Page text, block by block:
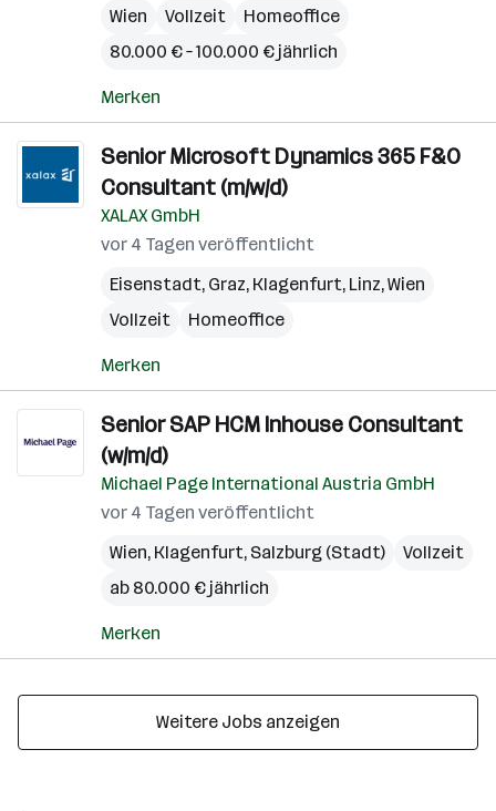
Wien
Vollzeit
Homeoffice
80.000 € – 100.000 € jährlich
Merken
Senior Microsoft Dynamics 365 F&O
Consultant (m/w/d)
XALAX GmbH
vor 4 Tagen veröffentlicht
Eisenstadt, Graz, Klagenfurt, Linz,Wien
Vollzeit
Homeoffice
Merken
Senior SAP HCM Inhouse Consultant
(w/m/d)
Michael Page International Austria GmbH
vor 4 Tagen veröffentlicht
Wien, Klagenfurt, Salzburg (Stadt)
Vollzeit
ab 80.000 € jährlich
Merken
Weitere Jobs anzeigen